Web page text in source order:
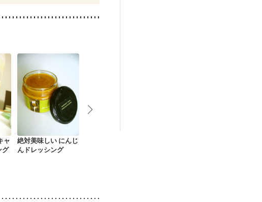
ャ
グ
絶対美味しい にんじ
んドレッシング